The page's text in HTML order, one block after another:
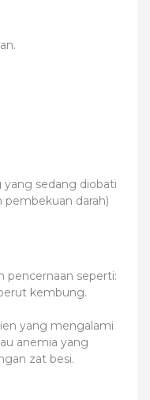
yang sedang diobati
darah)
pencernaan seperti:
kembung.
yang mengalami
anemia yang
zat besi.